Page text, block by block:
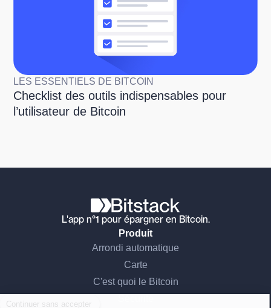
LES ESSENTIELS DE BITCOIN
Checklist des outils indispensables pour
l’utilisateur de Bitcoin
L'app n°1 pour épargner en Bitcoin.
Produit
Arrondi automatique
Carte
C'est quoi le Bitcoin